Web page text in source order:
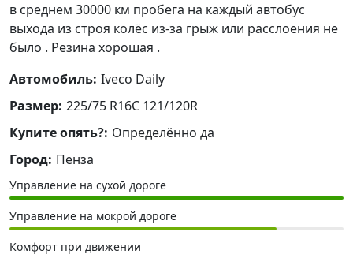
в среднем 30000 км пробега на каждый автобус
выхода из строя колёс из-за грыж или расслоения не
было . Резина хорошая .
Автомобиль: Iveco Daily
Размер: 225/75 R16C 121/120R
Купите опять?: Определённо да
Город: Пенза
Управление на сухой дороге
Управление на мокрой дороге
Комфорт при движении